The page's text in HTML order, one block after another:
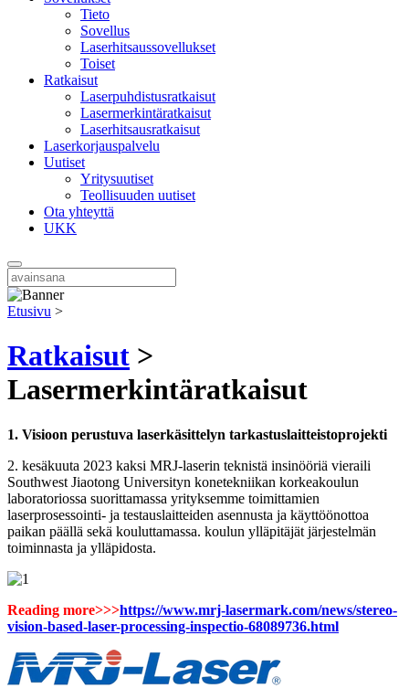
Tieto
Sovellus
Laserhitsaussovellukset
Toiset
Ratkaisut
Laserpuhdistusratkaisut
Lasermerkintäratkaisut
Laserhitsausratkaisut
Laserkorjauspalvelu
Uutiset
Yritysuutiset
Teollisuuden uutiset
Ota yhteyttä
UKK
Etusivu >
Ratkaisut >
Lasermerkintäratkaisut
1. Visioon perustuva laserkäsittelyn tarkastuslaitteistoprojekti
2. kesäkuuta 2023 kaksi MRJ-laserin teknistä insinööriä vieraili
Southwest Jiaotong Universityn konetekniikan korkeakoulun
laboratoriossa suorittamassa yrityksemme toimittamien
laserprosessointi- ja testauslaitteiden asennusta ja käyttöönottoa
paikan päällä sekä kouluttamassa. koulun ylläpitäjät järjestelmän
toiminnasta ja ylläpidosta.
Reading more>>>https://www.mrj-lasermark.com/news/stereo-
vision-based-laser-processing-inspectio-68089736.html